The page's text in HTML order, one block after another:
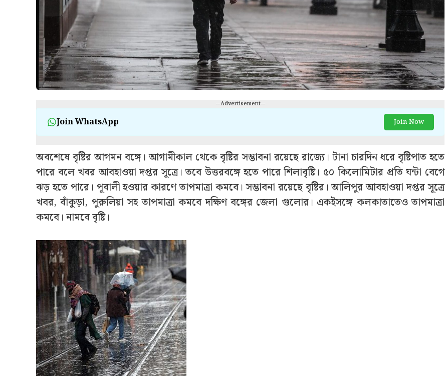
---Advertisement---
Join WhatsApp Join Now
অবশেষে বৃষ্টির আগমন বঙ্গে। আগামীকাল থেকে বৃষ্টির সম্ভাবনা রয়েছে রাজ্যে। টানা চারদিন ধরে বৃষ্টিপাত হতে
পারে বলে খবর আবহাওয়া দপ্তর সূত্রে। তবে উত্তরবঙ্গে হতে পারে শিলাবৃষ্টি। ৫০ কিলোমিটার প্রতি ঘন্টা বেগে
ঝড় হতে পারে। পূবালী হওয়ার কারণে তাপমাত্রা কমবে। সম্ভাবনা রয়েছে বৃষ্টির। আলিপুর আবহাওয়া দপ্তর সূত্রে
খবর, বাঁকুড়া, পুরুলিয়া সহ তাপমাত্রা কমবে দক্ষিণ বঙ্গের জেলা গুলোর। একইসঙ্গে কলকাতাতেও তাপমাত্রা
কমবে। নামবে বৃষ্টি।